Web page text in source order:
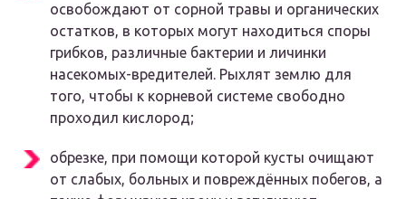
освобождают от сорной травы и органических
остатков, в которых могут находиться споры
грибков, различные бактерии и личинки
насекомых-вредителей. Рыхлят землю для
того, чтобы к корневой системе свободно
проходил кислород;
обрезке, при помощи которой кусты очищают
от слабых, больных и повреждённых побегов, а